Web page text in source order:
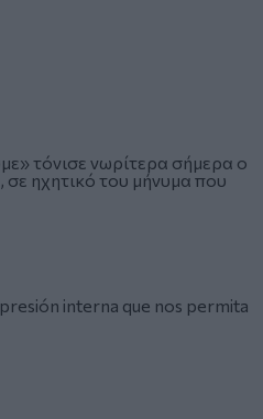
τόνισε νωρίτερα σήμερα ο
ηχητικό του μήνυμα που
interna que nos permita